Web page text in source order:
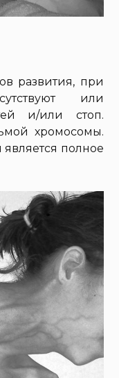
развития, при
или
и/или стоп.
хромосомы.
является полное